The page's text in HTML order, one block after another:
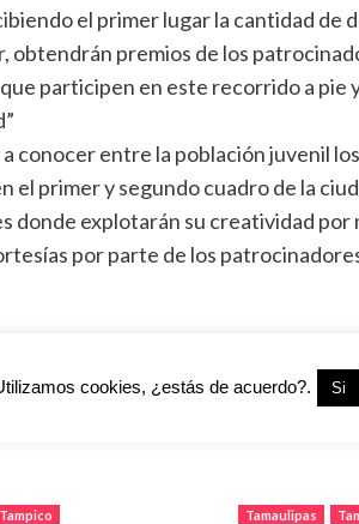
el primer lugar la cantidad de
obtendrán premios de los
participen en este recorrido a pie
conocer entre la población juvenil
el primer y segundo cuadro de la
donde explotarán su creatividad por
por parte de los
Apoya Silvia Alcaraz la Educación de
Tampico Tamaulipas
cookies, ¿estás de acuerdo?. Si